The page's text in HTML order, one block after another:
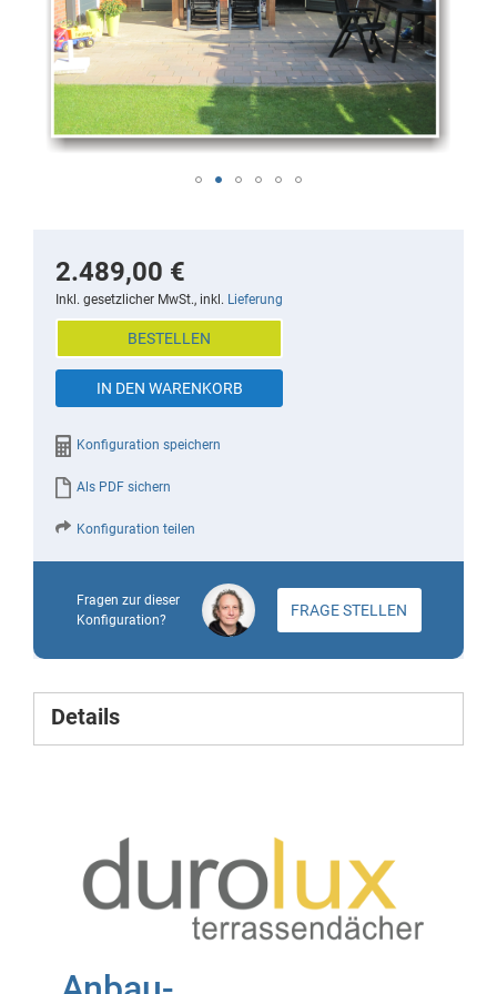
images
gallery
images
2.489,00 €
Inkl. gesetzlicher MwSt., inkl. Lieferung
IN DEN WARENKORB
BESTELLEN
Konfiguration speichern
Als PDF sichern
Konfiguration teilen
Fragen zur dieser
Konfiguration?
FRAGE STELLEN
Details